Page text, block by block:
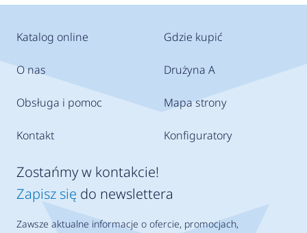
Katalog online
O nas
Obsługa i pomoc
Kontakt
Gdzie kupić
Drużyna A
Mapa strony
Konfiguratory
Zostańmy w kontakcie!
Zapisz się do newslettera
Zawsze aktualne informacje o ofercie, promocjach,